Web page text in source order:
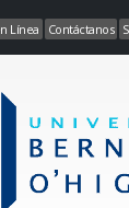
Línea Contáctanos